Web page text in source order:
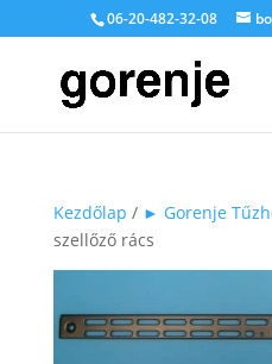
06-20-482-32-08
Kezdőlap / ► Gorenje
szellőző rács